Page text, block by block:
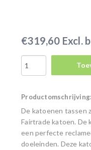
€319,60 Excl.
Productomschrijving:
De katoenen tassen
Fairtrade katoen. De
een perfecte
doeleinden. Deze